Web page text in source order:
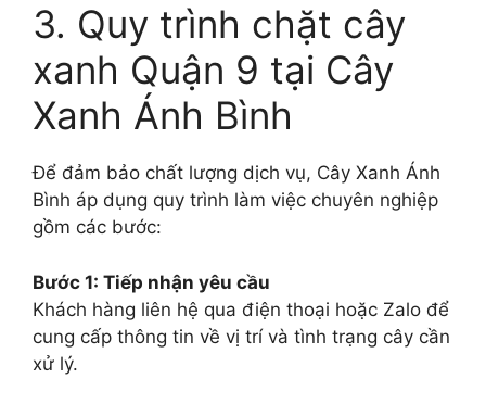
3. Quy trình chặt cây
xanh Quận 9 tại Cây
Xanh Ánh Bình
Để đảm bảo chất lượng dịch vụ, Cây Xanh Ánh
Bình áp dụng quy trình làm việc chuyên nghiệp
gồm các bước:
Bước 1: Tiếp nhận yêu cầu
Khách hàng liên hệ qua điện thoại hoặc Zalo để
cung cấp thông tin về vị trí và tình trạng cây cần
xử lý.